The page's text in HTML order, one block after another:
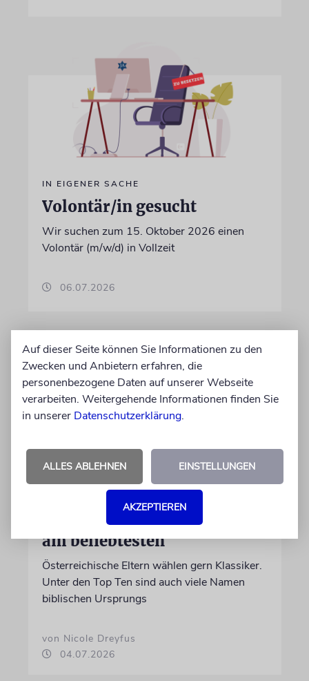
IN EIGENER SACHE
Volontär/in gesucht
Wir suchen zum 15. Oktober 2026 einen
Volontär (m/w/d) in Vollzeit
06.07.2026
Diese hebräischen
Vornamen in Österreich sind
am beliebtesten
Österreichische Eltern wählen gern Klassiker.
Unter den Top Ten sind auch viele Namen
biblischen Ursprungs
von Nicole Dreyfus
04.07.2026
Auf dieser Seite können Sie Informationen zu den
Zwecken und Anbietern erfahren, die
personenbezogene Daten auf unserer Webseite
verarbeiten. Weitergehende Informationen finden Sie
in unserer Datenschutzerklärung.
ALLES ABLEHNEN EINSTELLUNGEN
AKZEPTIEREN